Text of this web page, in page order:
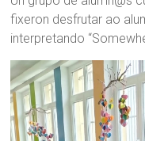
fixeron desfrutar ao
interpretando